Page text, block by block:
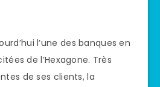
l’une des banques en
de l’Hexagone. Très
de ses clients, la